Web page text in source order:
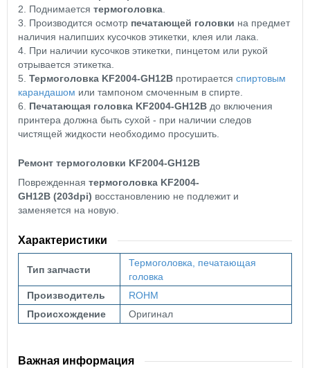
2. Поднимается термоголовка
3. Производится осмотр печатающей головки на предмет
наличия налипших кусочков этикетки, клея или лака.
4. При наличии кусочков этикетки, пинцетом или рукой
отрывается этикетка.
5. Термоголовка KF2004-GH12B протирается спиртовым
карандашом или тампоном смоченным в спирте.
6. Печатающая головка KF2004-GH12B до включения
принтера должна быть сухой - при наличии следов
чистящей жидкости необходимо просушить.
Ремонт термоголовки KF2004-GH12B
Поврежденная термоголовка KF2004-
GH12B (203dpi) восстановлению не подлежит и
заменяется на новую.
Характеристики
Тип запчасти
Термоголовка, печатающая
головка
Производитель
ROHM
Происхождение
Оригинал
Важная информация